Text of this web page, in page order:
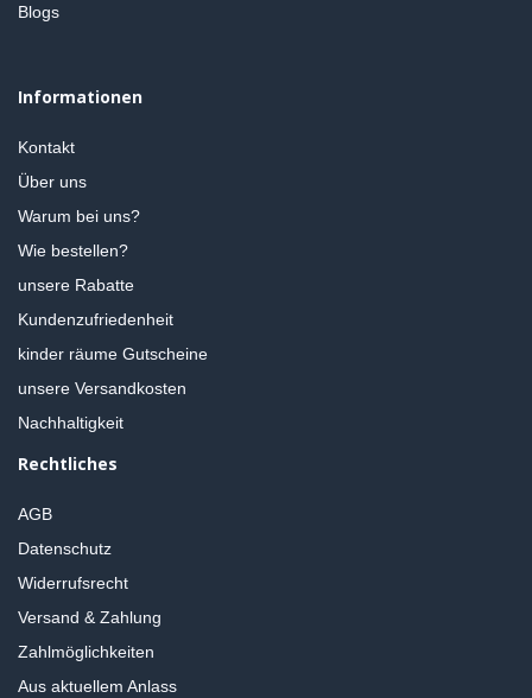
Blogs
Informationen
Kontakt
Über uns
Warum bei uns?
Wie bestellen?
unsere Rabatte
Kundenzufriedenheit
kinder räume Gutscheine
unsere Versandkosten
Nachhaltigkeit
Rechtliches
AGB
Datenschutz
Widerrufsrecht
Versand & Zahlung
Zahlmöglichkeiten
Aus aktuellem Anlass